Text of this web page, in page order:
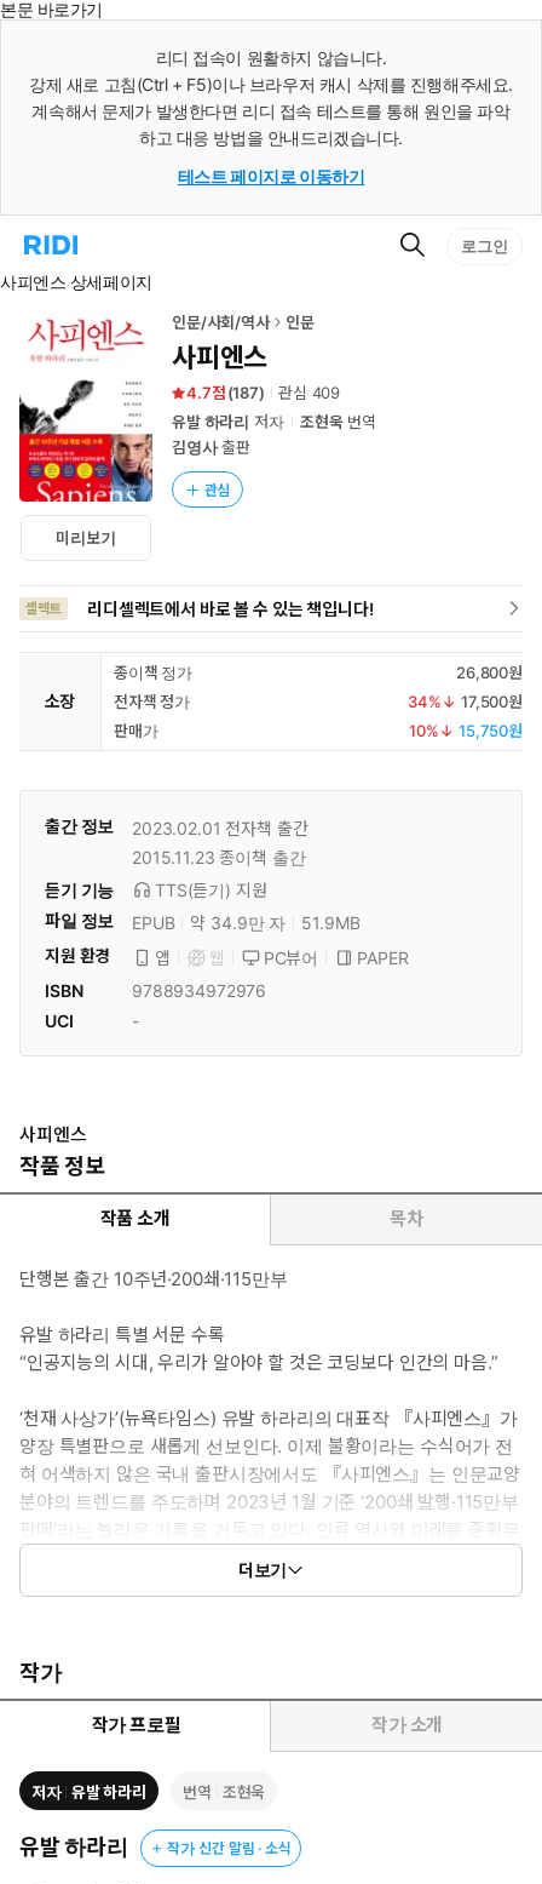
본문 바로가기
리디 접속이 원활하지 않습니다.
강제 새로 고침(Ctrl + F5)이나 브라우저 캐시 삭제를 진행해주세요.
계속해서 문제가 발생한다면 리디 접속 테스트를 통해 원인을 파악
하고 대응 방법을 안내드리겠습니다.
테스트 페이지로 이동하기
리
홈
로
이
동
검
로그인
사피엔스 상세페이지
미리보기
인문/사회/역사 인문
사피엔스
4.7 (187) 관심 409
유발 하라리 저자 조현욱번역
김영사출판
관심
셀렉트 리디셀렉트에서 바로 볼 수 있는 책입니다!
소장
종이책 정가
26,800원
전자책 정가
34%↓ 17,500원
판매가
10%↓ 15,750원
출간 정보 2023.02.01 전자책 출간
2015.11.23 종이책 출간
듣기 기능
TTS(듣기) 지원
파일 정보
EPUB 약 34.9만 자
51.9MB
지원 환경
앱 웹 PC뷰어
PAPER
ISBN
9788934972976
UCI
-
사피엔스
작품 정보
작품 소개 목차
단행본 출간 10주년·200쇄·115만부
유발 하라리 특별 서문 수록
“인공지능의 시대, 우리가 알아야 할 것은 코딩보다 인간의 마음.”
‘천재 사상가’(뉴욕타임스) 유발 하라리의 대표작 『사피엔스』가
양장 특별판으로 새롭게 선보인다. 이제 불황이라는 수식어가 전
혀 어색하지 않은 국내 출판시장에서도 『사피엔스』는 인문교양
분야의 트렌드를 주도하며 2023년 1월 기준 ‘200쇄 발행·115만부
판매’라는 놀라운 기록을 거두고 있다. 인류 역사와 미래를 종횡무
진 가로지르는 『사피엔스』의 통찰은 불확실하고 복잡한 세계를
이해하고 대비하는 데 반드시 필요하다.
을 맞은 인류에게 건네는 제언이 특별 서문으로 수록되었다. 현재 인
류는 그 어느 때보다 어려운 상황을 맞고 있다. 난국을 헤쳐나가기
위해 무엇을 해야 할까? 저자는 더 나은 세상을 위한 키워드로 ‘인간
이해’를 강조한다. 출간 10주년 서문이지만 글로벌 베스트셀러를 출
간한 개인적인 소회보다는 유례없는 난관을 헤쳐나가기 위해 동료
사피엔스에게 전하는 호소가 담겨 있다.
더보기
작가
작가 프로필 작가 소개
저자 유발 하라리 번역 조현욱
유발 하라리 작가 신간 알림 · 소식